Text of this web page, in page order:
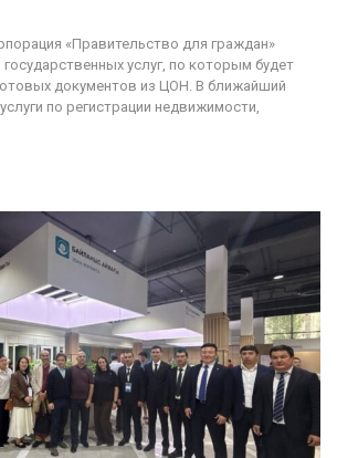
«Правительство для граждан»
услуг, по которым будет
документов из ЦОН. В ближайший
по регистрации недвижимости,